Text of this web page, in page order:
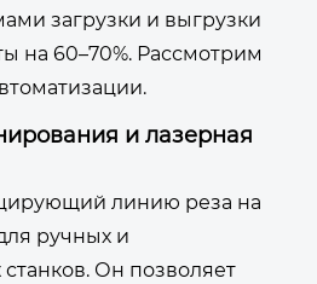
загрузки и выгрузки
на 60–70%. Рассмотрим
и лазерная
линию реза на
ручных и
Он позволяет